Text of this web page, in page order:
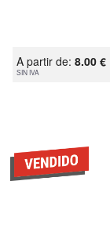
A partir de: 8.00 €
SIN IVA